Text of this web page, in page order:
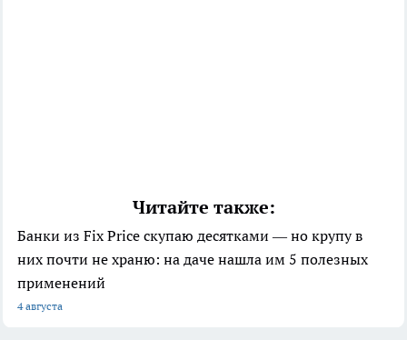
Читайте также:
Банки из Fix Price скупаю десятками — но крупу в
них почти не храню: на даче нашла им 5 полезных
применений
4 августа